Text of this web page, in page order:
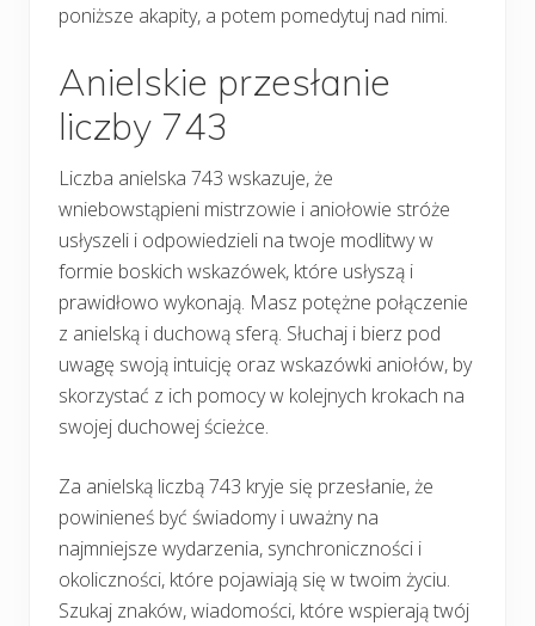
poniższe akapity, a potem pomedytuj nad nimi.
Anielskie przesłanie
liczby 743
Liczba anielska 743 wskazuje, że
wniebowstąpieni mistrzowie i aniołowie stróże
usłyszeli i odpowiedzieli na twoje modlitwy w
formie boskich wskazówek, które usłyszą i
prawidłowo wykonają. Masz potężne połączenie
z anielską i duchową sferą. Słuchaj i bierz pod
uwagę swoją intuicję oraz wskazówki aniołów, by
skorzystać z ich pomocy w kolejnych krokach na
swojej duchowej ścieżce.
Za anielską liczbą 743 kryje się przesłanie, że
powinieneś być świadomy i uważny na
najmniejsze wydarzenia, synchroniczności i
okoliczności, które pojawiają się w twoim życiu.
Szukaj znaków, wiadomości, które wspierają twój